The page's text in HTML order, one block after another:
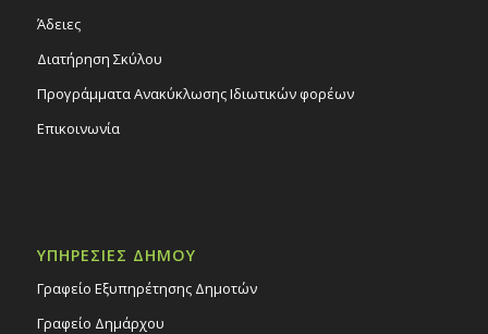
Άδειες
Διατήρηση Σκύλου
Προγράμματα Ανακύκλωσης Ιδιωτικών φορέων
Επικοινωνία
ΥΠΗΡΕΣΙΕΣ ΔΗΜΟΥ
Γραφείο Εξυπηρέτησης Δημοτών
Γραφείο Δημάρχου